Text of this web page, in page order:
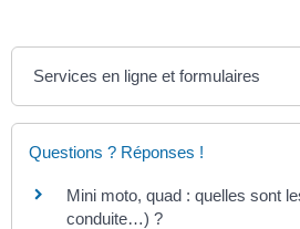
Services en ligne et formulaires
Questions ? Réponses !
Mini moto, quad : quelles sont
conduite…) ?